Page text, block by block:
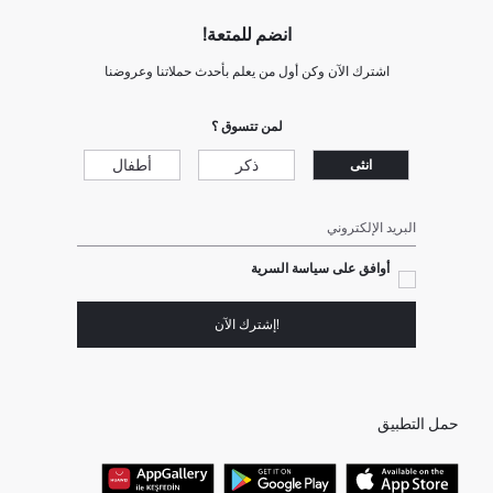
انضم للمتعة!
اشترك الآن وكن أول من يعلم بأحدث حملاتنا وعروضنا
لمن تتسوق ؟
انثى ذكر أطفال
البريد الإلكتروني
أوافق على سياسة السرية
!إشترك الآن
حمل التطبيق